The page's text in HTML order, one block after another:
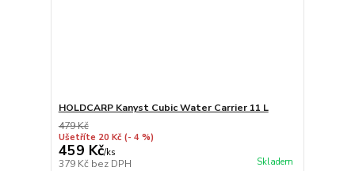
HOLDCARP Kanyst Cubic Water Carrier 11 L
479 Kč
Ušetříte 20 Kč (- 4 %)
459 Kč/ks
379 Kč bez DPH Skladem